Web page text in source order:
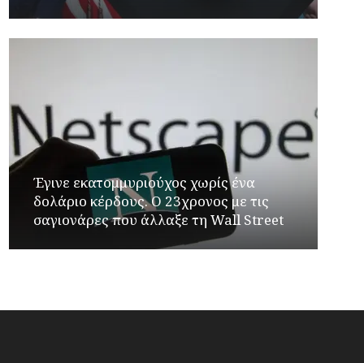
Έγινε εκατομμυριούχος χωρίς ένα
δολάριο κέρδους. Ο 23χρονος με τις
σαγιονάρες που άλλαξε τη Wall Street